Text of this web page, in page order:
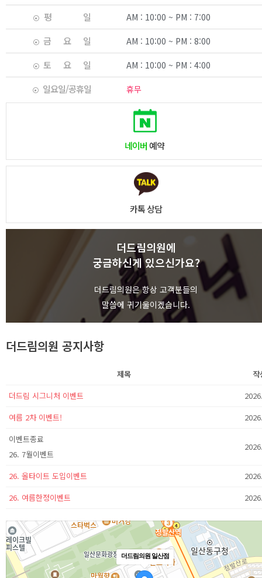
평 일
금 요 일
토 요 일
일요일/공휴일
AM : 10:00 ~ PM : 7:00
AM : 10:00 ~ PM : 8:00
AM : 10:00 ~ PM : 4:00
휴무
네이버예약
카톡 상담
더드림의원에
궁금하신게 있으신가요?
더드림의원은 항상 고객분들의
말씀에 귀기울이겠습니다.
상담하기
더드림의원 공지사항
제목
작
더드림 시그니처 이벤트
여름 2차 이벤트!
이벤트종료
26. 7월이벤트
26. 올타이트 도입이벤트
26. 여름한정이벤트
더드림의원 일산점